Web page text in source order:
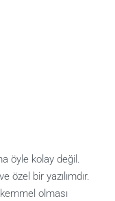
öyle kolay değil.
özel bir yazılımdır.
olması